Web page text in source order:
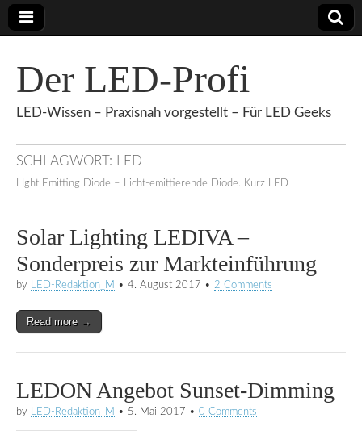
Der LED-Profi
LED-Wissen – Praxisnah vorgestellt – Für LED Geeks
SCHLAGWORT: LED
LIght Emitting Diode – Licht-emittierende Diode. Kurz LED
Solar Lighting LEDIVA –
Sonderpreis zur Markteinführung
by LED-Redaktion_M • 4. August 2017 • 2 Comments
Read more →
LEDON Angebot Sunset-Dimming
by LED-Redaktion_M • 5. Mai 2017 • 0 Comments